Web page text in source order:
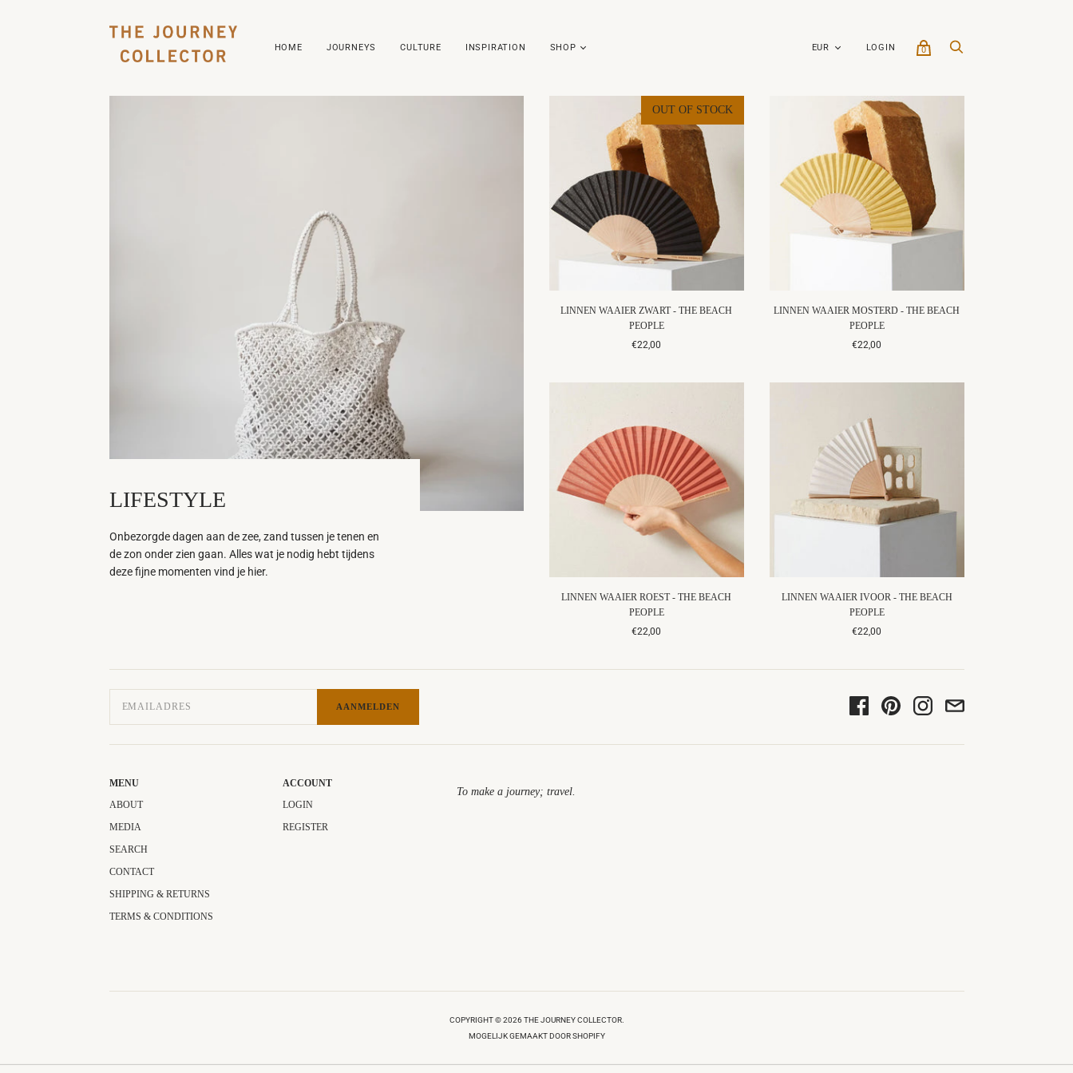
HOME JOURNEYS CULTURE INSPIRATION SHOP LOGIN 0
LIFESTYLE
Onbezorgde dagen aan de zee, zand tussen je tenen en
de zon onder zien gaan. Alles wat je nodig hebt tijdens
deze fijne momenten vind je hier.
OUT OF STOCK
LINNEN WAAIER ZWART - THE BEACH
PEOPLE
€22,00
LINNEN WAAIER MOSTERD - THE BEACH
PEOPLE
€22,00
LINNEN WAAIER ROEST - THE BEACH
PEOPLE
€22,00
LINNEN WAAIER IVOOR - THE BEACH
PEOPLE
€22,00
AANMELDEN
MENU
ABOUT
MEDIA
SEARCH
CONTACT
SHIPPING & RETURNS
TERMS & CONDITIONS
ACCOUNT
LOGIN
REGISTER
To make a journey; travel.​
COPYRIGHT © 2026 THE JOURNEY COLLECTOR.
MOGELIJK GEMAAKT DOOR SHOPIFY